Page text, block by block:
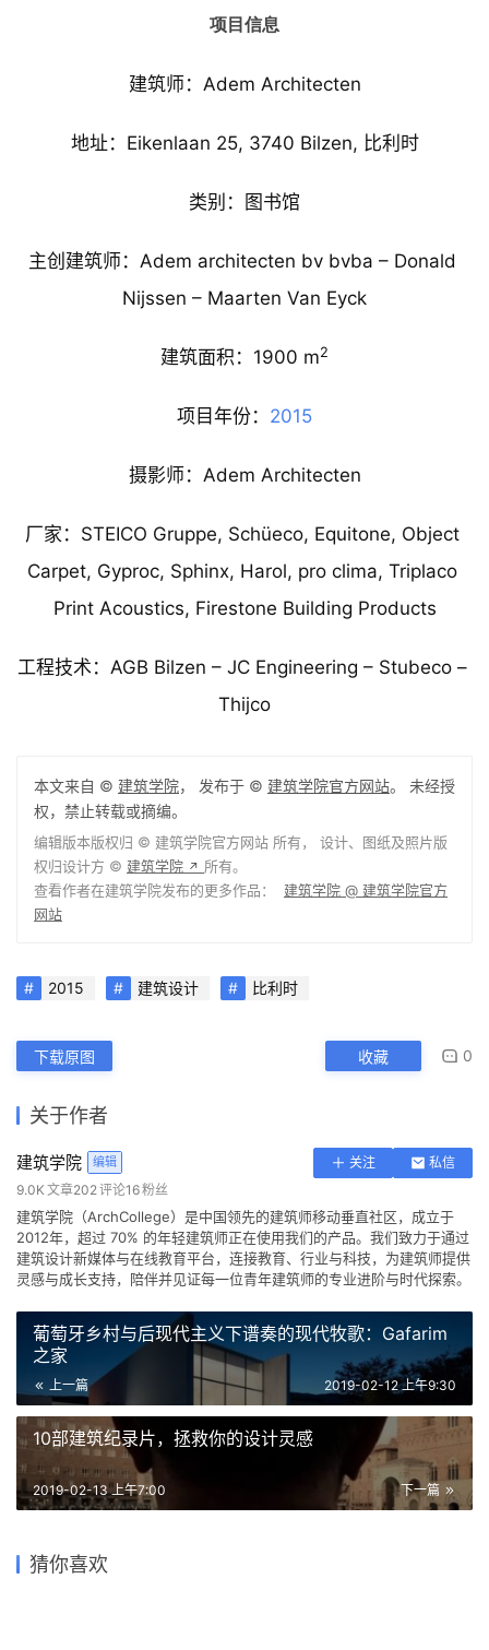
项目信息
建筑师：Adem Architecten
地址：Eikenlaan 25, 3740 Bilzen, 比利时
类别：图书馆
主创建筑师：Adem architecten bv bvba – Donald
Nijssen – Maarten Van Eyck
建筑面积：1900 m2
项目年份： 2015
摄影师：Adem Architecten
厂家：STEICO Gruppe, Schüeco, Equitone, Object
Carpet, Gyproc, Sphinx, Harol, pro clima, Triplaco
Print Acoustics, Firestone Building Products
工程技术：AGB Bilzen – JC Engineering – Stubeco –
Thijco
本文来自 © 建筑学院， 发布于 © 建筑学院官方网站。 未经授
权，禁止转载或摘编。
编辑版本版权归 © 建筑学院官方网站 所有， 设计、图纸及照片版
权归设计方 © 建筑学院 ↗ 所有。
查看作者在建筑学院发布的更多作品： 建筑学院 @ 建筑学院官方
网站
2015 建筑设计 比利时
下载原图 收藏 0
关于作者
建筑学院 编辑 关注
私信
9.0K 文章202评论16粉丝
建筑学院（ArchCollege）是中国领先的建筑师移动垂直社区，成立于
2012年，超过 70% 的年轻建筑师正在使用我们的产品。我们致力于通过
建筑设计新媒体与在线教育平台，连接教育、行业与科技，为建筑师提供
灵感与成长支持，陪伴并见证每一位青年建筑师的专业进阶与时代探索。
葡萄牙乡村与后现代主义下谱奏的现代牧歌：Gafarim
之家
上一篇 2019-02-12 上午9:30
10部建筑纪录片，拯救你的设计灵感
下一篇
2019-02-13 上午7:00
猜你喜欢
Architects
虹越园艺社区改造 | 杭州森上